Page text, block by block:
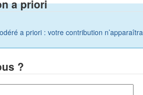
a priori
a priori : votre contribution
?